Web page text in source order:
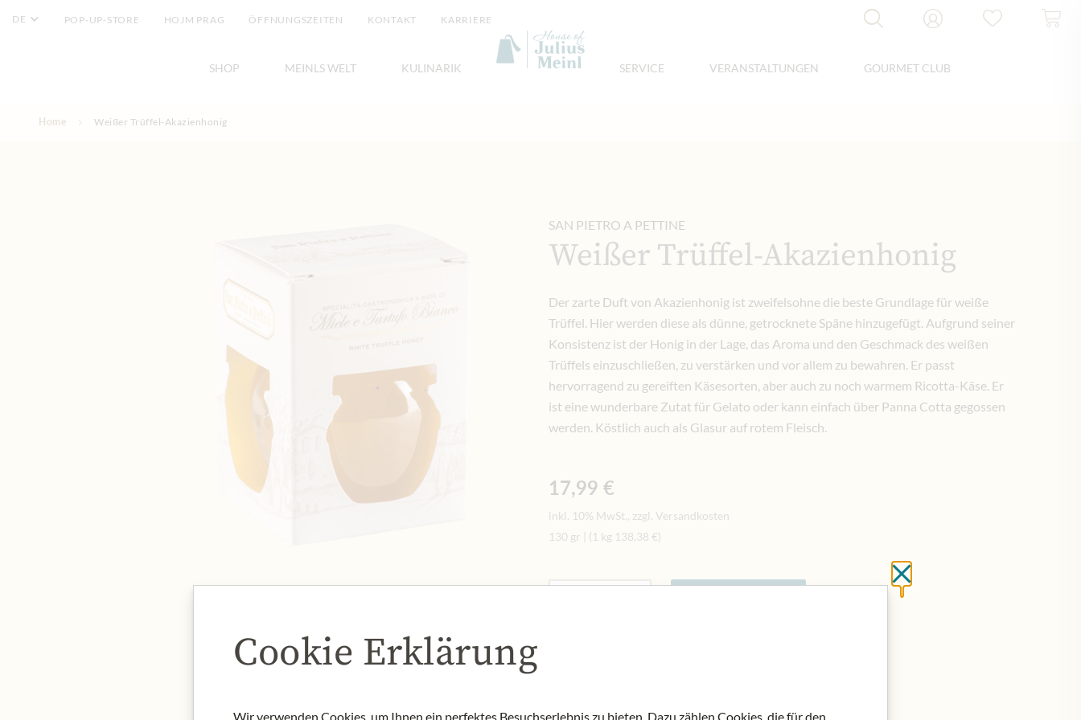
DE POP-UP-STORE HOJM PRAG ÖFFNUNGSZEITEN KONTAKT KARRIERE
SHOP MEINLS WELT KULINARIK SERVICE VERANSTALTUNGEN GOURMET CLUB
Home Weißer Trüffel-Akazienhonig
SAN PIETRO A PETTINE
Weißer Trüffel-Akazienhonig
Der zarte Duft von Akazienhonig ist zweifelsohne die beste Grundlage für weiße
Trüffel. Hier werden diese als dünne, getrocknete Späne hinzugefügt. Aufgrund seiner
Konsistenz ist der Honig in der Lage, das Aroma und den Geschmack des weißen
Trüffels einzuschließen, zu verstärken und vor allem zu bewahren. Er passt
hervorragend zu gereiften Käsesorten, aber auch zu noch warmem Ricotta-Käse. Er
ist eine wunderbare Zutat für Gelato oder kann einfach über Panna Cotta gegossen
werden. Köstlich auch als Glasur auf rotem Fleisch.
17,99 €
inkl. 10% MwSt., zzgl. Versandkosten
130 gr
(1 kg 138,38 €)
Menge Schließen ohne zu
Cookie Erklärung
Wir verwenden Cookies, um Ihnen ein perfektes Besuchserlebnis zu bieten. Dazu zählen Cookies, die für den